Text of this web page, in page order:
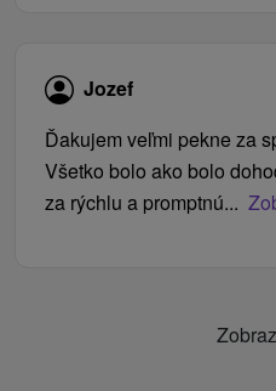
Jozef
Ďakujem veľmi pekne za
Všetko bolo ako bolo
za rýchlu a promptnú...